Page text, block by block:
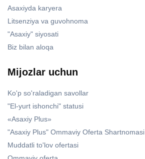
Asaxiyda karyera
Litsenziya va guvohnoma
"Asaxiy" siyosati
Biz bilan aloqa
Mijozlar uchun
Ko'p so'raladigan savollar
"El-yurt ishonchi" statusi
«Asaxiy Plus»
"Asaxiy Plus" Ommaviy Oferta Shartnomasi
Muddatli to'lov ofertasi